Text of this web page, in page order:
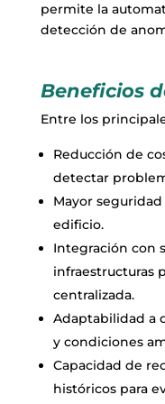
permite la
detección de
Beneficios
Entre los
Reducción de
detectar
Mayor
edificio.
Integración con
infraestructuras
centralizada.
Adaptabilidad a
y condiciones
Capacidad de
históricos para